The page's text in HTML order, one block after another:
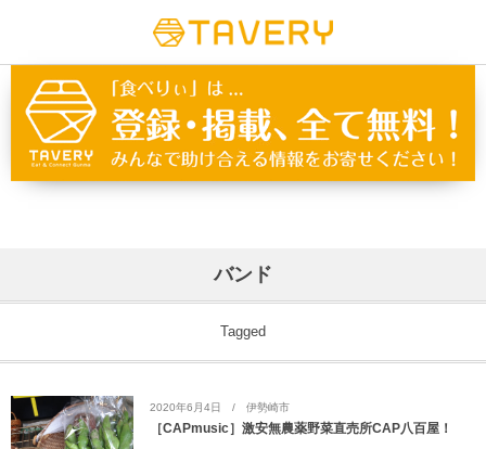
バンド
Tagged
2020年6月4日 伊勢崎市
［CAPmusic］激安無農薬野菜直売所CAP八百屋！